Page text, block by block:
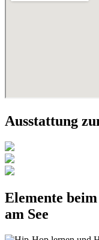
Ausstattung
Elemente
am See